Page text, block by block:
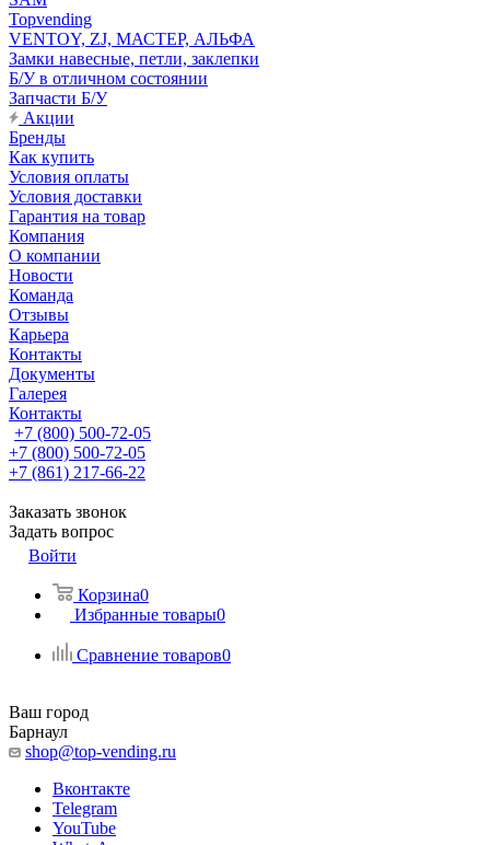
Topvending
VENTOY, ZJ, МАСТЕР, АЛЬФА
Замки навесные, петли, заклепки
Б/У в отличном состоянии
Запчасти Б/У
Акции
Бренды
Как купить
Условия оплаты
Условия доставки
Гарантия на товар
Компания
О компании
Новости
Команда
Отзывы
Карьера
Контакты
Документы
Галерея
Контакты
+7 (800) 500-72-05
+7 (800) 500-72-05
+7 (861) 217-66-22
Заказать звонок
Задать вопрос
Войти
Корзина0
Избранные товары0
Сравнение товаров0
Ваш город
Барнаул
shop@top-vending.ru
Вконтакте
Telegram
YouTube